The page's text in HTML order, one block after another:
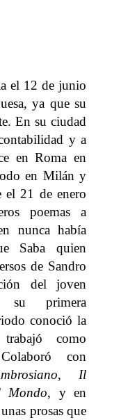
el 12 de junio
ya que su
En su ciudad
y a
en Roma en
en Milán y
el 21 de enero
poemas a
nunca había
Saba quien
de Sandro
del joven
su primera
conoció la
como
con
, Il
Mondo, y en
prosas que